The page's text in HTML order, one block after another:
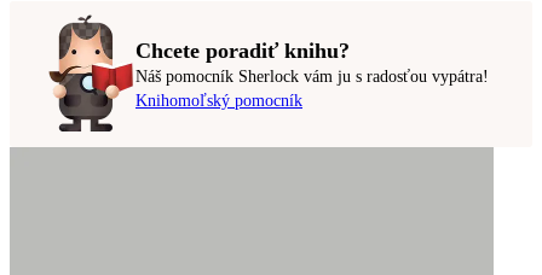
Chcete poradiť knihu?
Náš pomocník Sherlock vám ju s radosťou vypátra!
Knihomoľský pomocník